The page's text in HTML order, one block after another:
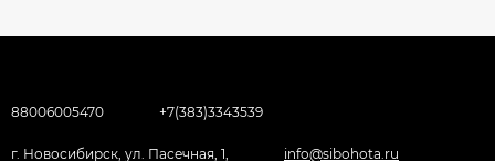
88006005470 +7(383)3343539
г. Новосибирск, ул. Пасечная, 1, info@sibohota.ru